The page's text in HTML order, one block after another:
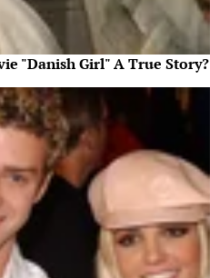
"Danish Girl" A True Story?